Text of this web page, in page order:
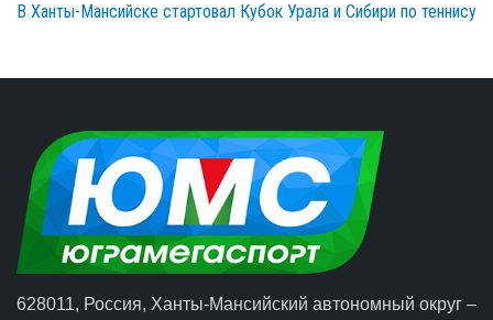
В Ханты-Мансийске стартовал Кубок Урала и Сибири по теннису
628011, Россия, Ханты-Мансийский автономный округ –